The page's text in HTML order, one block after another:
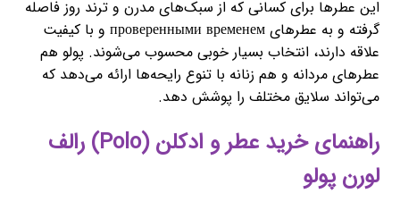
این عطرها برای کسانی که از سبک‌های مدرن و ترند روز فاصله
گرفته و به عطرهای проверенными временем و با کیفیت
علاقه دارند، انتخاب بسیار خوبی محسوب می‌شوند. پولو هم
عطرهای مردانه و هم زنانه با تنوع رایحه‌ها ارائه می‌دهد که
می‌تواند سلایق مختلف را پوشش دهد.
راهنمای خرید عطر و ادکلن (Polo) رالف
لورن پولو